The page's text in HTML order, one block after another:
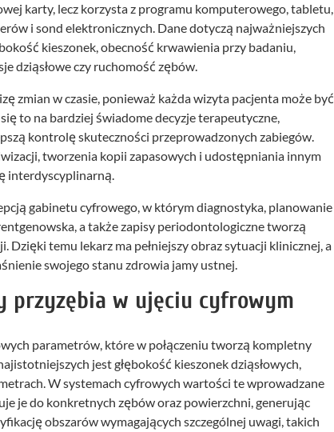
karty, lecz korzysta z programu komputerowego, tabletu,
i sond elektronicznych. Dane dotyczą najważniejszych
kieszonek, obecność krwawienia przy badaniu,
dziąsłowe czy ruchomość zębów.
zmian w czasie, ponieważ każda wizyta pacjenta może być
to na bardziej świadome decyzje terapeutyczne,
kontrolę skuteczności przeprowadzonych zabiegów.
tworzenia kopii zapasowych i udostępniania innym
interdyscyplinarną.
gabinetu cyfrowego, w którym diagnostyka, planowanie
a także zapisy periodontologiczne tworzą
temu lekarz ma pełniejszy obraz sytuacji klinicznej, a
swojego stanu zdrowia jamy ustnej.
przyzębia w ujęciu cyfrowym
parametrów, które w połączeniu tworzą kompletny
jest głębokość kieszonek dziąsłowych,
W systemach cyfrowych wartości te wprowadzane
je do konkretnych zębów oraz powierzchni, generując
obszarów wymagających szczególnej uwagi, takich